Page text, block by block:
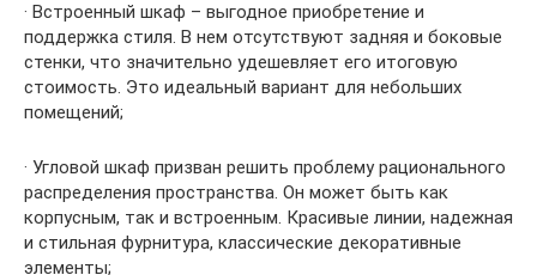
· Встроенный шкаф – выгодное приобретение и
поддержка стиля. В нем отсутствуют задняя и боковые
стенки, что значительно удешевляет его итоговую
стоимость. Это идеальный вариант для небольших
помещений;
· Угловой шкаф призван решить проблему рационального
распределения пространства. Он может быть как
корпусным, так и встроенным. Красивые линии, надежная
и стильная фурнитура, классические декоративные
элементы;